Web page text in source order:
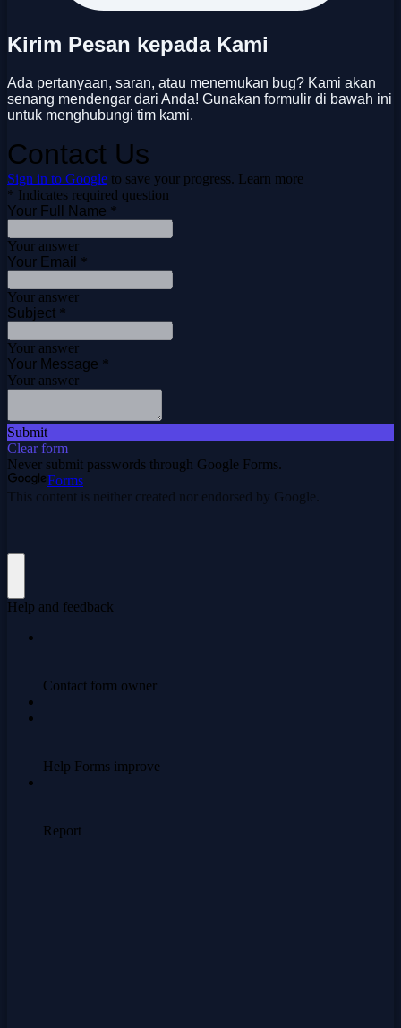
Kirim Pesan kepada Kami
Ada pertanyaan, saran, atau menemukan bug? Kami akan
senang mendengar dari Anda! Gunakan formulir di bawah ini
untuk menghubungi tim kami.